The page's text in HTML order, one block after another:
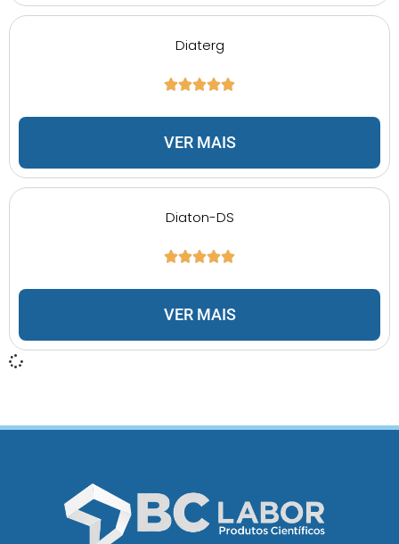
Diaterg
VER MAIS
Diaton-DS
VER MAIS